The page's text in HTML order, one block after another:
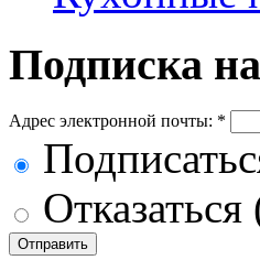
Подписка
Адрес электронной почты: *